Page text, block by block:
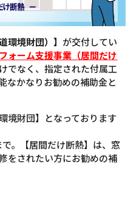
環境財団）】 が交付してい
ォーム支援事業（居間だけ
でなく、指定された付属工
なかなりお勧めの補助金と
境財団】となっております
。【居間だけ断熱】は、窓
をされたい方にお勧めの補